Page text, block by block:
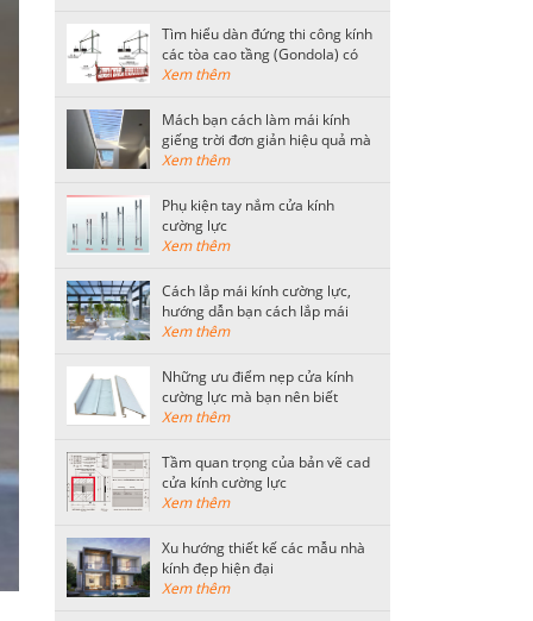
Tìm hiểu dàn đứng thi công kính
các tòa cao tầng (Gondola) có
kết cấu như thế nào?
Xem thêm
Mách bạn cách làm mái kính
giếng trời đơn giản hiệu quả mà
tiết kiệm nhất
Xem thêm
Phụ kiện tay nắm cửa kính
cường lực
Xem thêm
Cách lắp mái kính cường lực,
hướng dẫn bạn cách lắp mái
kính an toàn
Xem thêm
Những ưu điểm nẹp cửa kính
cường lực mà bạn nên biết
Xem thêm
Tầm quan trọng của bản vẽ cad
cửa kính cường lực
Xem thêm
Xu hướng thiết kế các mẫu nhà
kính đẹp hiện đại
Xem thêm